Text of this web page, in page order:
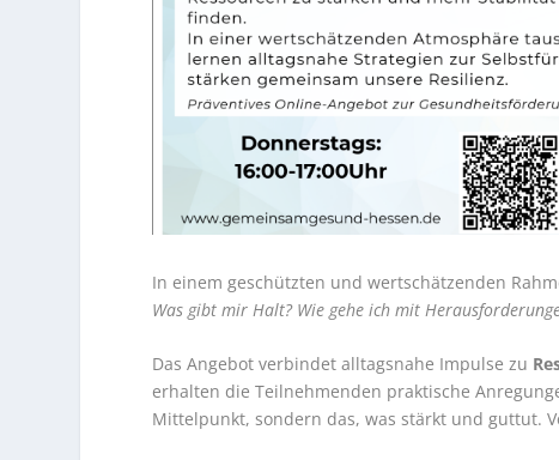
In einem geschützten und wertschätzenden
Was gibt mir Halt? Wie gehe ich mit
Das Angebot verbindet alltagsnahe Impulse zu
erhalten die Teilnehmenden praktische
Mittelpunkt, sondern das, was stärkt und guttut.